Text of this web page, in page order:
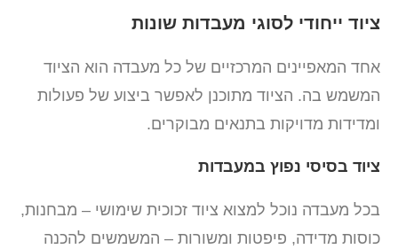
ציוד ייחודי לסוגי מעבדות שונות
אחד המאפיינים המרכזיים של כל מעבדה הוא הציוד
המשמש בה. הציוד מתוכנן לאפשר ביצוע של פעולות
ומדידות מדויקות בתנאים מבוקרים.
ציוד בסיסי נפוץ במעבדות
בכל מעבדה נוכל למצוא ציוד זכוכית שימושי – מבחנות,
כוסות מדידה, פיפטות ומשורות – המשמשים להכנה